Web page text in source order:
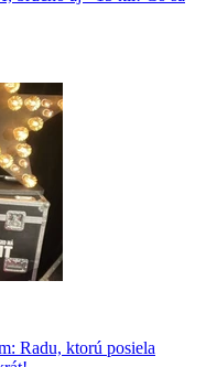
Radu, ktorú posiela